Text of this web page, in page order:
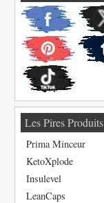
Les Pires Produits
Prima Minceur
KetoXplode
Insulevel
LeanCaps